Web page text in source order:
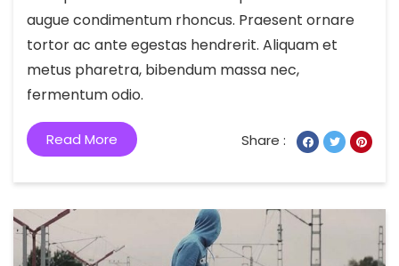
augue condimentum rhoncus. Praesent ornare
tortor ac ante egestas hendrerit. Aliquam et
metus pharetra, bibendum massa nec,
fermentum odio.
Read More Share :